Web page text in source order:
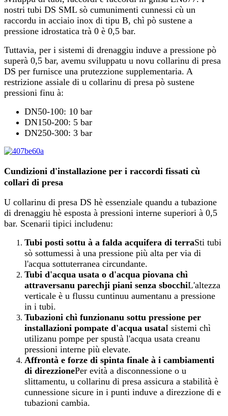
nostri tubi DS SML sò cumunimenti cunnessi cù un
raccordu in acciaio inox di tipu B, chì pò sustene a
pressione idrostatica trà 0 è 0,5 bar.
Tuttavia, per i sistemi di drenaggiu induve a pressione pò
superà 0,5 bar, avemu sviluppatu u novu collarinu di presa
DS per furnisce una prutezzione supplementaria. A
restrizione assiale di u collarinu di presa pò sustene
pressioni finu à:
DN50-100: 10 bar
DN150-200: 5 bar
DN250-300: 3 bar
Cundizioni d'installazione per i raccordi fissati cù
collari di presa
U collarinu di presa DS hè essenziale quandu a tubazione
di drenaggiu hè esposta à pressioni interne superiori à 0,5
bar. Scenarii tipici includenu:
Tubi posti sottu à a falda acquifera di terraSti tubi
sò sottumessi à una pressione più alta per via di
l'acqua sottuterranea circundante.
Tubi d'acqua usata o d'acqua piovana chì
attraversanu parechji piani senza sbocchiL'altezza
verticale è u flussu cuntinuu aumentanu a pressione
in i tubi.
Tubazioni chì funzionanu sottu pressione per
installazioni pompate d'acqua usataI sistemi chì
utilizanu pompe per spustà l'acqua usata creanu
pressioni interne più elevate.
Affrontà e forze di spinta finale à i cambiamenti
di direzzionePer evità a disconnessione o u
slittamentu, u collarinu di presa assicura a stabilità è
cunnessione sicure in i punti induve a direzzione di e
tubazioni cambia.